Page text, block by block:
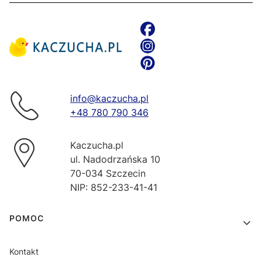
info@kaczucha.pl
+48 780 790 346
Kaczucha.pl
ul. Nadodrzańska 10
70-034 Szczecin
NIP: 852-233-41-41
Linki w stopce
POMOC
Kontakt